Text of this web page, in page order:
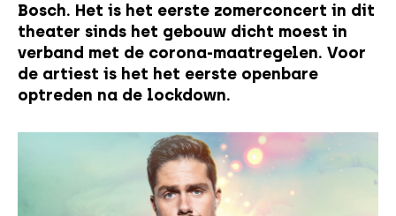
Bosch. Het is het eerste zomerconcert in dit
theater sinds het gebouw dicht moest in
verband met de corona-maatregelen. Voor
de artiest is het het eerste openbare
optreden na de lockdown.